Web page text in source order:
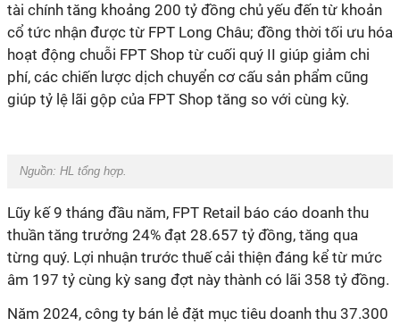
tài chính tăng khoảng 200 tỷ đồng chủ yếu đến từ khoản
cổ tức nhận được từ FPT Long Châu; đồng thời tối ưu hóa
hoạt động chuỗi FPT Shop từ cuối quý II giúp giảm chi
phí, các chiến lược dịch chuyển cơ cấu sản phẩm cũng
giúp tỷ lệ lãi gộp của FPT Shop tăng so với cùng kỳ.
Nguồn: HL tổng hợp.
Lũy kế 9 tháng đầu năm, FPT Retail báo cáo doanh thu
thuần tăng trưởng 24% đạt 28.657 tỷ đồng, tăng qua
từng quý. Lợi nhuận trước thuế cải thiện đáng kể từ mức
âm 197 tỷ cùng kỳ sang đợt này thành có lãi 358 tỷ đồng.
Năm 2024, công ty bán lẻ đặt mục tiêu doanh thu 37.300